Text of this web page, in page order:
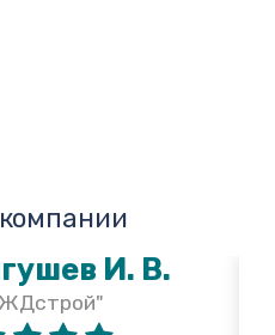
И. В.